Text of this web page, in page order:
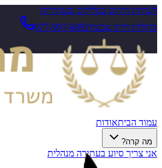
לשיחת חירום בפלילים ובעתירות
בהולות חייגו עכשיו077-997-6892
עמוד הביתאודות
מה קרה?
אני צריך סיוע בעתירה מנהלית